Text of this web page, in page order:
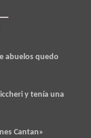
abuelos quedo
y tenía una
Cantan»